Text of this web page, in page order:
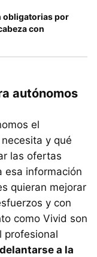
obligatorias por
con
autónomos
el
y qué
las ofertas
esa información
quieran mejorar
y con
como Vivid son
profesional
a la